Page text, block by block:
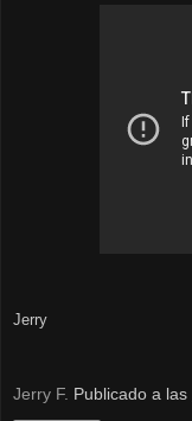
Jerry
Jerry F. Publicado a las